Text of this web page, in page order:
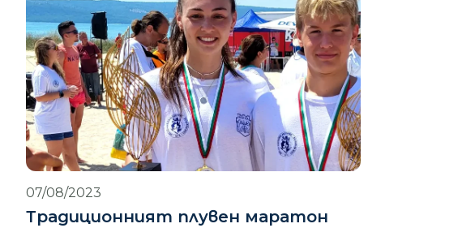
07/08/2023
Традиционният плувен маратон